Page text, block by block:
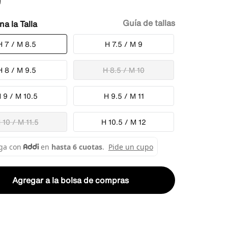
Talla
7 / M 8.5 H 7.5 / M 9
8 / M 9.5 H 8.5 / M 10
9 / M 10.5 H 9.5 / M 11
10 / M 11.5 H 10.5 / M 12
Guía de tallas
Agregar a la bolsa de compras